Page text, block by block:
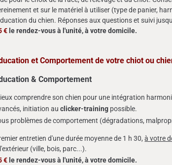
et sur le matériel à utiliser (type de panier,
du chien. Réponses aux questions et suivi
€ le rendez-vous à l'unité, à votre domicile.
et Comportement de votre chiot ou
&Comportement
comprendre son chien pour une intégration
initiation auclicker-training possible.
problèmes de comportement (dégradations,
entretien d'une durée moyenne de 1 h 30,à votre
(ville, bois, parc...).
€ le rendez-vous à l'unité, à votre domicile.